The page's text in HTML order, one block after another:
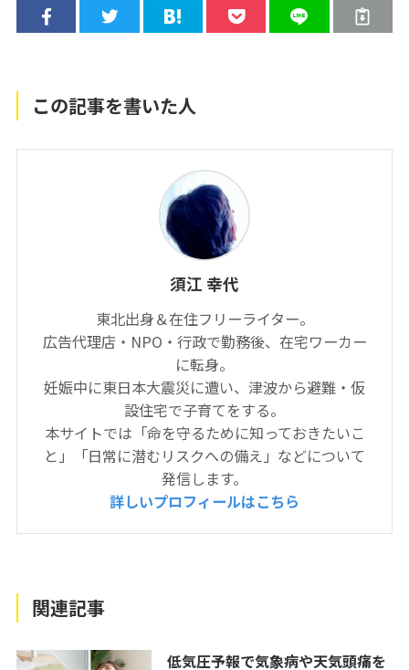
この記事を書いた人
須江 幸代
東北出身＆在住フリーライター。
広告代理店・NPO・行政で勤務後、在宅ワーカー
に転身。
妊娠中に東日本大震災に遭い、津波から避難・仮
設住宅で子育てをする。
本サイトでは「命を守るために知っておきたいこ
と」「日常に潜むリスクへの備え」などについて
発信します。
詳しいプロフィールはこちら
関連記事
低気圧予報で気象病や天気頭痛を